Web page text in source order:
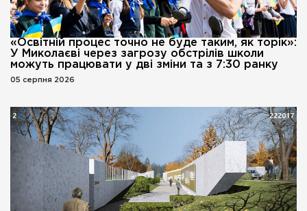
«Освітній процес точно не буде таким, як торік»:
У Миколаєві через загрозу обстрілів школи
можуть працювати у дві зміни та з 7:30 ранку
05 серпня 2026